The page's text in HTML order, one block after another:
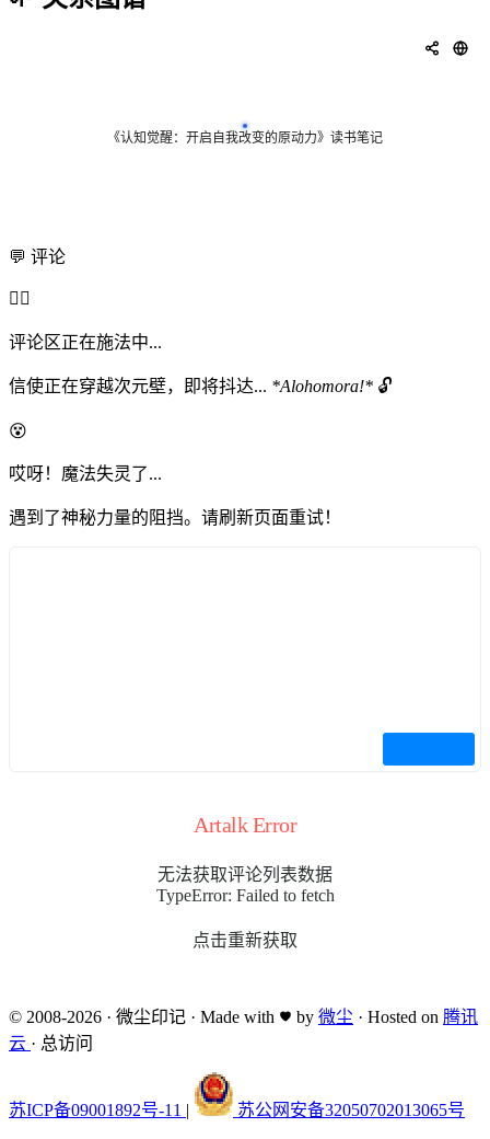
💬 评论
🧙‍♂️
评论区正在施法中...
信使正在穿越次元壁，即将抖达... *Alohomora!* 🔓
😵
哎呀！魔法失灵了...
遇到了神秘力量的阻挡。请刷新页面重试！
Artalk Error
无法获取评论列表数据
TypeError: Failed to fetch
点击重新获取
© 2008-2026 · 微尘印记 · Made with by 微尘 · Hosted on 腾讯
云 · 总访问
苏ICP备09001892号-11 | 苏公网安备32050702013065号